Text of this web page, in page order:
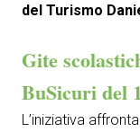
del Turismo
Gite
BuSicuri del
L’iniziativa